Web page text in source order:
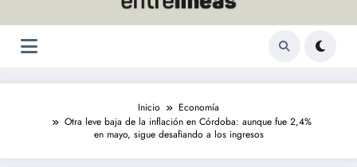
Inicio
Economía
Otra leve baja de la inflación en Córdoba: aunque fue 2,4%
en mayo, sigue desafiando a los ingresos